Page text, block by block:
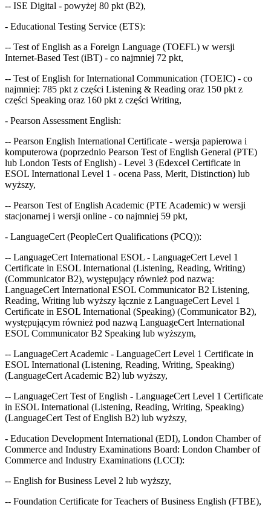
-- ISE Digital - powyżej 80 pkt (B2),
- Educational Testing Service (ETS):
-- Test of English as a Foreign Language (TOEFL) w wersji
Internet-Based Test (iBT) - co najmniej 72 pkt,
-- Test of English for International Communication (TOEIC) - co
najmniej: 785 pkt z części Listening & Reading oraz 150 pkt z
części Speaking oraz 160 pkt z części Writing,
- Pearson Assessment English:
-- Pearson English International Certificate - wersja papierowa i
komputerowa (poprzednio Pearson Test of English General (PTE)
lub London Tests of English) - Level 3 (Edexcel Certificate in
ESOL International Level 1 - ocena Pass, Merit, Distinction) lub
wyższy,
-- Pearson Test of English Academic (PTE Academic) w wersji
stacjonarnej i wersji online - co najmniej 59 pkt,
- LanguageCert (PeopleCert Qualifications (PCQ)):
-- LanguageCert International ESOL - LanguageCert Level 1
Certificate in ESOL International (Listening, Reading, Writing)
(Communicator B2), występujący również pod nazwą:
LanguageCert International ESOL Communicator B2 Listening,
Reading, Writing lub wyższy łącznie z LanguageCert Level 1
Certificate in ESOL International (Speaking) (Communicator B2),
występującym również pod nazwą LanguageCert International
ESOL Communicator B2 Speaking lub wyższym,
-- LanguageCert Academic - LanguageCert Level 1 Certificate in
ESOL International (Listening, Reading, Writing, Speaking)
(LanguageCert Academic B2) lub wyższy,
-- LanguageCert Test of English - LanguageCert Level 1 Certificate
in ESOL International (Listening, Reading, Writing, Speaking)
(LanguageCert Test of English B2) lub wyższy,
- Education Development International (EDI), London Chamber of
Commerce and Industry Examinations Board: London Chamber of
Commerce and Industry Examinations (LCCI):
-- English for Business Level 2 lub wyższy,
-- Foundation Certificate for Teachers of Business English (FTBE),